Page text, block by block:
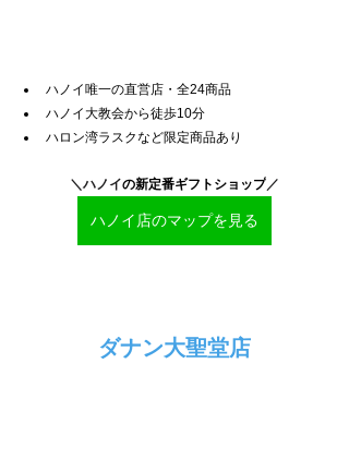
ハノイ唯一の直営店・全24商品
ハノイ大教会から徒歩10分
ハロン湾ラスクなど限定商品あり
＼ハノイの新定番ギフトショップ／
ハノイ店のマップを見る
ダナン大聖堂店